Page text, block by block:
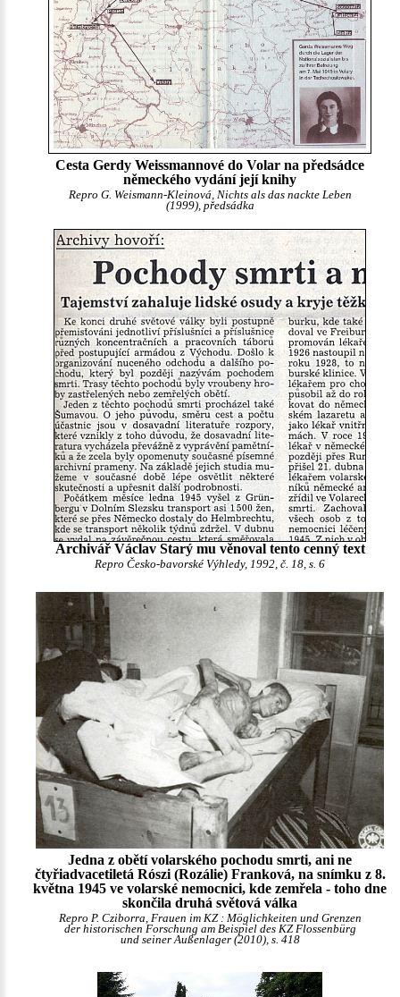
Cesta Gerdy Weissmannové do Volar na předsádce
německého vydání její knihy
Repro G. Weismann-Kleinová, Nichts als das nackte Leben
(1999), předsádka
Archivář Václav Starý mu věnoval tento cenný text
Repro Česko-bavorské Výhledy, 1992, č. 18, s. 6
Jedna z obětí volarského pochodu smrti, ani ne
čtyřiadvacetiletá Rószi (Rozálie) Franková, na snímku z 8.
května 1945 ve volarské nemocnici, kde zemřela - toho dne
skončila druhá světová válka
Repro P. Cziborra, Frauen im KZ : Möglichkeiten und Grenzen
der historischen Forschung am Beispiel des KZ Flossenbürg
und seiner Außenlager (2010), s. 418